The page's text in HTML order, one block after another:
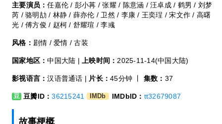
主要演员：任嘉伦 / 彭小苒 / 张耀 / 陈意涵 / 汪卓成 / 鹤男 / 刘梦
芮 / 骆明劼 / 林静 / 薛亦伦 / 卫然 / 李康 / 王奕珵 / 宋文作 / 高曙
光 / 傅方俊 / 赵柯 / 舒耀瑄 / 李彧
风格： 剧情 / 爱情 / 古装
国家地区：中国大陆 | 上映时间： 2025-11-14(中国大陆)
影视语言：汉语普通话 | 片长：45分钟 丨 集数： 37
豆 豆瓣ID：36215241 IMDb IMDbID： tt32679087
故事梗概